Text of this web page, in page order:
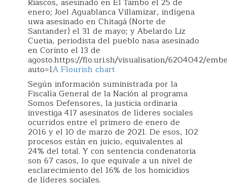
enero; Joel Aguablanca Villamizar, indígena
uwa asesinado en Chitagá (Norte de
Santander) el 31 de mayo; y Abelardo Liz
Cuetia, periodista del pueblo nasa asesinado
en Corinto el 13 de
agosto.https://flo.uri.sh/visualisation/6204042/
auto=1A Flourish chart
Según información suministrada por la
Fiscalía General de la Nación al programa
Somos Defensores, la justicia ordinaria
investiga 417 asesinatos de líderes sociales
ocurridos entre el primero de enero de
2016 y el 10 de marzo de 2021. De esos, 102
procesos están en juicio, equivalentes al
24% del total. Y con sentencia condenatoria
son 67 casos, lo que equivale a un nivel de
esclarecimiento del 16% de los homicidios
de líderes sociales.